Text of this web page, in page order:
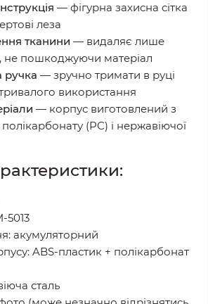
— фігурна захисна сітка
леза
тканини — видаляє лише
не пошкоджуючи матеріал
ручка — зручно тримати в руці
тривалого використання
— корпус виготовлений з
(PC) і нержавіючої
5013
акумуляторний
ABS-пластик + полікарбонат
сталь